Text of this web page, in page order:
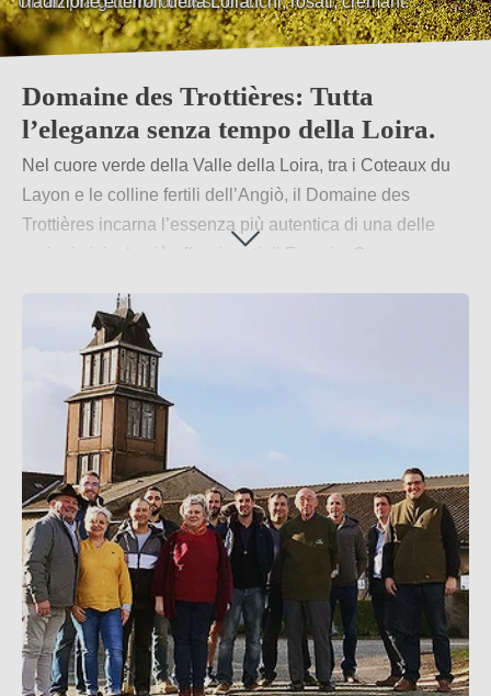
Domaine des Trottières: Tutta
l’eleganza senza tempo della Loira.
Nel cuore verde della Valle della Loira, tra i Coteaux du
Layon e le colline fertili dell’Angiò, il Domaine des
Trottières incarna l’essenza più autentica di una delle
regioni vinicole più affascinanti di Francia. Con una
e un terroir unico su suoli di ardesia, la tenuta della
famiglia Lamotte, proprietaria dal 1985, offre un ventaglio
di 18 vini diversi, espressione pura di territorio, passione
e savoir-faire.Per saperne di più